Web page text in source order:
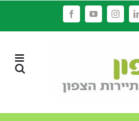
LinkedIn
Instagram
YouTube
Facebook